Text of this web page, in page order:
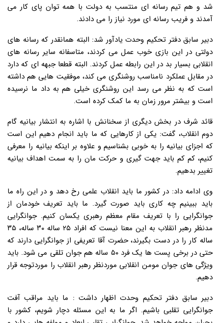
شد و هم تیم رسانه ای منتسب به دولت با همه توان پای کار می
آمدند و فریب رسانه ای مورد نیاز را می دادند.
دبیر سابق دفتر تحکیم وحدت یادآور شد: البته همانقدر که رسانه های
دولتی در این بازی خوب عمل می کردند، متاسفانه سایر رسانه های
انقلابی بسیار بد در این رابطه عمل کردند. البته قطعا جبهه ای که دارد
در مقابل عملکرد نامناسب روشنگری می کند، موفقیت هایی هم داشته
است که به نظر می رسد این روشنگری خیلی هم به داد ما نرسیده
است و بیشتر مرور زمان به ما کمک کرده است.
قائد شرف در بخش دیگری از سخنانش با اشاره به انتشار بیانیه گام
دوم انقلاب، گفت: یکی از کارهایی که ما باید انجام دهیم این است
که اجزای بیانیه را به خوبی بشناسیم و علاوه بر اینکه بیانیه را معرفی
کنیم، کم کم باید جهت گیری و حرکت مان را به سمت اهداف بیانیه
تغییر بدهیم.
وی ادامه داد: در کشور ما باید انقلاب علمی رخ دهد و در این راه ما
باید ببینیم چه کاری باید صورت گیرد. ما باید تعریف خودمان از
جوانگرایی را با تعریف مقام معظم رهبری یکسان کنیم. جوانگرایی
مدنظر رهبر انقلاب به این معنا نیست که افراد ۲۵ ساله ۳۰ ساله، ۳۵
ساله کار را در دست بگیرند، حضرت آقا تعریفی از جوانگرایی دارند که
حتی در برخی پست ها یک فرد ۵۰ ساله هم جوان تلقی می شود. باید
ویژگی های جوان مومن انقلابی موردنظر رهبر انقلاب را موردتوجه قرار
دهیم.
دبیر سابق دفتر تحکیم وحدت اظهار داشت : ما باید مراقب آفت
جوانگرایی تقلبی باشیم. اگر ما به این مسئله دچار شویم، کشور با